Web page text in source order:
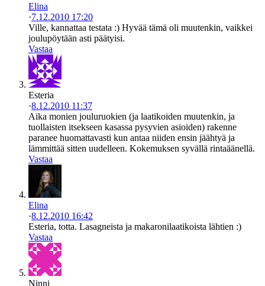
Elina
·7.12.2010 17:20
Ville, kannattaa testata :) Hyvää tämä oli muutenkin, vaikkei
joulupöytään asti päätyisi.
Vastaa
Esteria
·8.12.2010 11:37
Aika monien jouluruokien (ja laatikoiden muutenkin, ja
tuollaisten itsekseen kasassa pysyvien asioiden) rakenne
paranee huomattavasti kun antaa niiden ensin jäähtyä ja
lämmittää sitten uudelleen. Kokemuksen syvällä rintaäänellä.
Vastaa
Elina
·8.12.2010 16:42
Esteria, totta. Lasagneista ja makaronilaatikoista lähtien :)
Vastaa
Ninni